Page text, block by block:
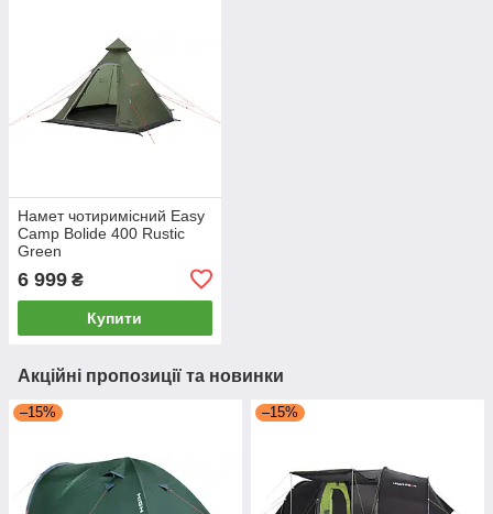
Намет чотиримісний Easy
Camp Bolide 400 Rustic
Green
6 999 ₴
Купити
Акційні пропозиції та новинки
–15% –15%